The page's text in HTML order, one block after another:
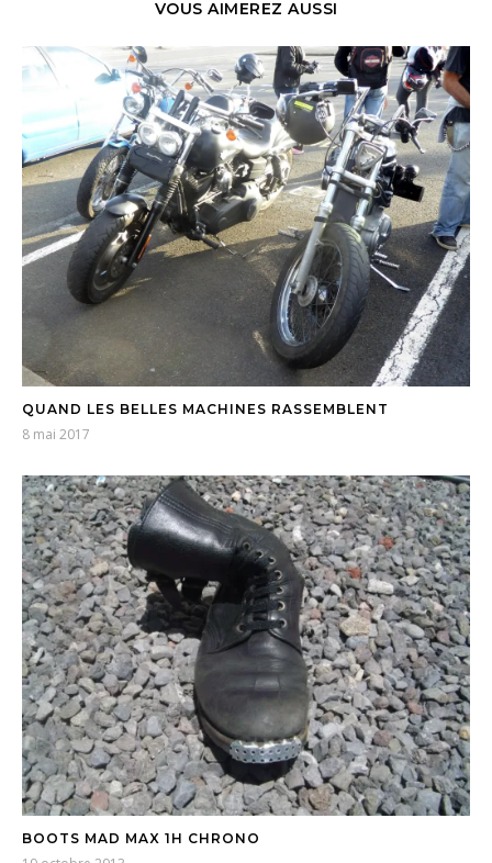
VOUS AIMEREZ AUSSI
QUAND LES BELLES MACHINES RASSEMBLENT
8 mai 2017
BOOTS MAD MAX 1H CHRONO